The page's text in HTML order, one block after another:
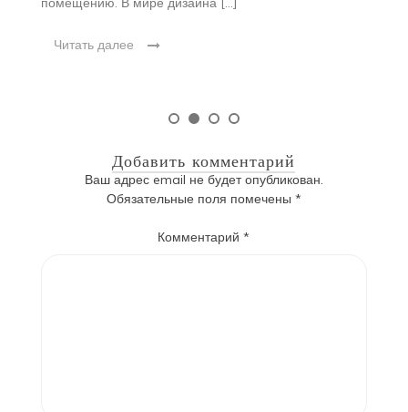
Читать далее
Добавить комментарий
Ваш адрес email не будет опубликован.
Обязательные поля помечены *
Комментарий*